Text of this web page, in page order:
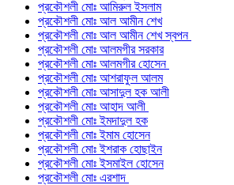
প্রকৌশলী মোঃ আমিরুল ইসলাম
প্রকৌশলী মোঃ আল আমীন শেখ
প্রকৌশলী মোঃ আল আমীন শেখ স্বপন
প্রকৌশলী মোঃ আলমগীর সরকার
প্রকৌশলী মোঃ আলমগীর হোসেন
প্রকৌশলী মোঃ আশরাফুল আলম
প্রকৌশলী মোঃ আসাদুল হক আলী
প্রকৌশলী মোঃ আহাদ আলী
প্রকৌশলী মোঃ ইমদাদুল হক
প্রকৌশলী মোঃ ইমাম হোসেন
প্রকৌশলী মোঃ ইশরাক হোছাইন
প্রকৌশলী মোঃ ইসমাইল হোসেন
প্রকৌশলী মোঃ এরশাদ